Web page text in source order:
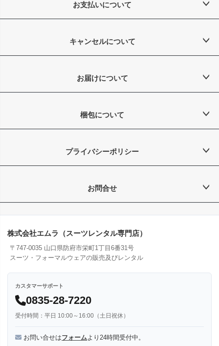
お支払いについて
キャンセルについて
お届けについて
梱包について
プライバシーポリシー
お問合せ
株式会社エムラ（スーツレンタル専門店）
〒747-0035 山口県防府市栄町1丁目6番31号
スーツ・フォーマルウェアの販売及びレンタル
カスタマーサポート
0835-28-7220
受付時間：平日 10:00～16:00（土日祝休）
お問い合せはフォームより24時間受付中。